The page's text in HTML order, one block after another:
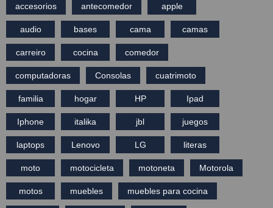
accesorios antecomedor apple
audio bases cama camas
carreiro cocina comedor
computadoras Consolas cuatrimoto
familia hogar HP Ipad
Iphone italika jbl juegos
laptops Lenovo LG literas
moto motocicleta motoneta Motorola
motos muebles muebles para cocina